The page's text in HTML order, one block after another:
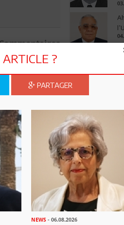
Envoyer
?
PARTAGER
NEWS- 06.08.2026